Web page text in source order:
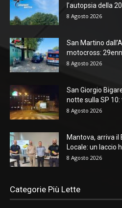
l’autopsia della
8 Agosto 2026
San Martino
motocross:
8 Agosto 2026
San Giorgio
notte sulla SP 10:
8 Agosto 2026
Mantova, arriva il
Locale: un laccio
8 Agosto 2026
Categorie Più Lette